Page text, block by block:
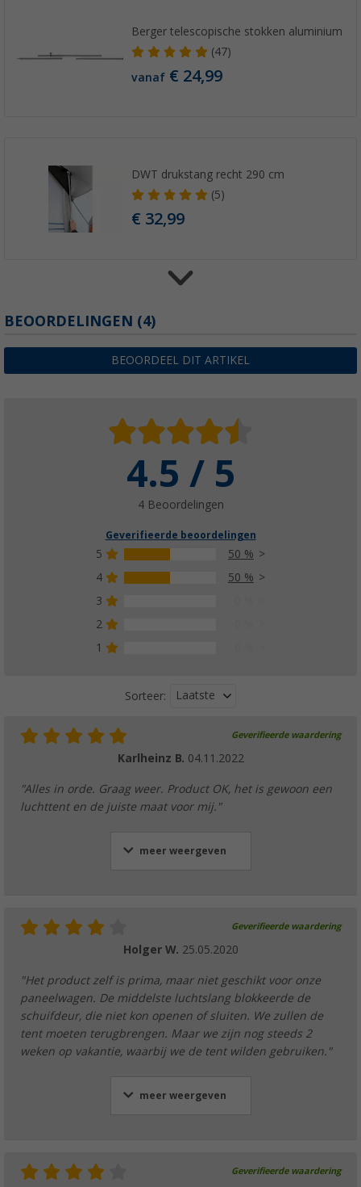
Berger telescopische stokken aluminium
(47)
vanaf € 24,99
DWT drukstang recht 290 cm
(5)
€ 32,99
DWT afstandsstukjes voor Space Air HQ
€ 74,99
DWT Air Cushion Air In
(3)
€ 55,99
DWT Space Air HQ 320 onderzeil voor
€ 45,99
€ 50,99
BEOORDELINGEN (4)
BEOORDEEL DIT ARTIKEL
4.5 / 5
4 Beoordelingen
Geverifieerde beoordelingen
5
50 %
4
50 %
3
2
1
Sorteer: Laatste
Geverifieerde waardering
Karlheinz B. 04.11.2022
"Alles in orde. Graag weer. Product OK, het is gewoon een
luchttent en de juiste maat voor mij."
meer weergeven
Geverifieerde waardering
Holger W. 25.05.2020
"Het product zelf is prima, maar niet geschikt voor onze
paneelwagen. De middelste luchtslang blokkeerde de
schuifdeur, die niet kon openen of sluiten. We zullen de
tent moeten terugbrengen. Maar we zijn nog steeds 2
weken op vakantie, waarbij we de tent wilden gebruiken."
meer weergeven
Geverifieerde waardering